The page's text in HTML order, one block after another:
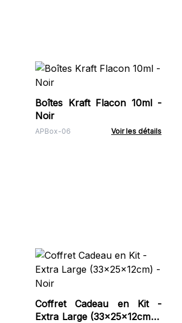
Boîtes Kraft Flacon 10ml -
Noir
APBox-06 Voir les détails
Coffret Cadeau en Kit -
Extra Large (33x25x12cm) -